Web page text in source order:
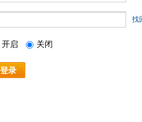
找
开启 关闭
登录